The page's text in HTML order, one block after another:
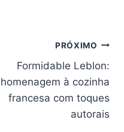
PRÓXIMO
Formidable Leblon:
homenagem à cozinha
francesa com toques
autorais